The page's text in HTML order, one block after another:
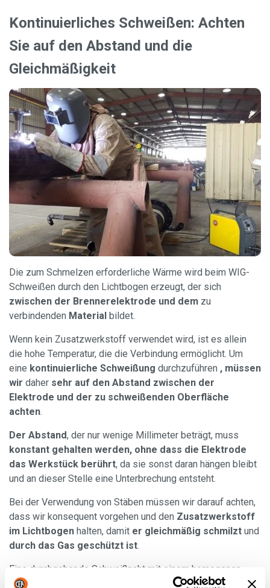
Kontinuierliches Schweißen: Achten
Sie auf den Abstand und die
Gleichmäßigkeit
Die zum Schmelzen erforderliche Wärme wird beim WIG-
Schweißen durch den Lichtbogen erzeugt, der sich
zwischen der Brennerelektrode und dem zu
verbindenden Material bildet.
Wenn kein Zusatzwerkstoff verwendet wird, ist es allein
die hohe Temperatur, die die Verbindung ermöglicht. Um
eine kontinuierliche Schweißung durchzuführen , müssen
wir daher sehr auf den Abstand zwischen der
Elektrode und der zu schweißenden Oberfläche
achten.
Der Abstand, der nur wenige Millimeter beträgt, muss
konstant gehalten werden, ohne dass die Elektrode
das Werkstück berührt, da sie sonst daran hängen bleibt
und an dieser Stelle eine Unterbrechung entsteht.
Bei der Verwendung von Stäben müssen wir darauf achten,
dass wir konsequent vorgehen und den Zusatzwerkstoff
im Lichtbogen halten, damit er gleichmäßig schmilzt und
durch das Gas geschützt ist.
Eine durchgehende Schweißnaht mit einem homogenen
Materialauftrag ist sehr stabil und ästhetisch besser,